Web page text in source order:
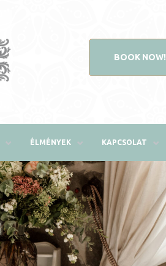
BOOK NOW!
ÉLMÉNYEK KAPCSOLAT